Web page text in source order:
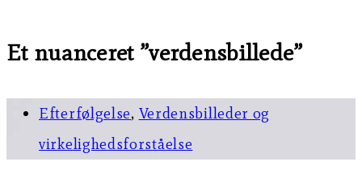
Et nuanceret ”verdensbillede”
Efterfølgelse, Verdensbilleder og
virkelighedsforståelse